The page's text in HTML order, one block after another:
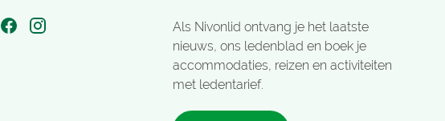
Als Nivonlid ontvang je het laatste
nieuws, ons ledenblad en boek je
accommodaties, reizen en activiteiten
met ledentarief.